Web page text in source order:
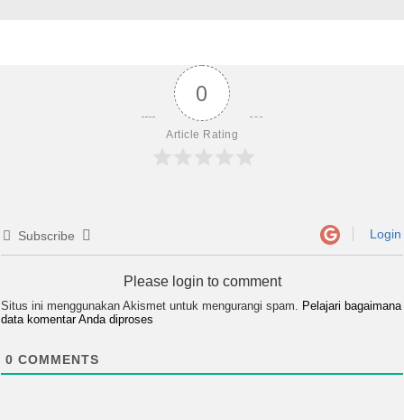
0
Article Rating
Subscribe Login
Please login to comment
Situs ini menggunakan Akismet untuk mengurangi spam.
Pelajari bagaimana
data komentar Anda diproses
0 COMMENTS